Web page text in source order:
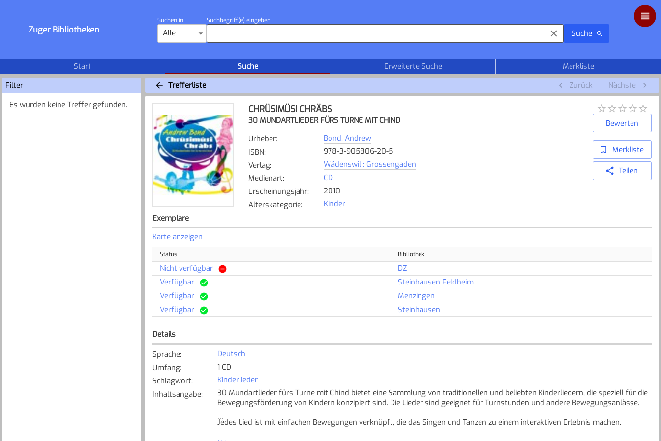
Zuger Bibliotheken
Suchen in
Alle
Suchbegriff(e) eingeben
Suche
Start Suche Erweiterte Suche
Merkliste
Filter
Es wurden keine Treffer gefunden.
Trefferliste Zurück Nächste
CHRÜSIMÜSI CHRÄBS
30 MUNDARTLIEDER FÜRS TURNE MIT CHIND
Urheber:
Bond, Andrew
ISBN:
978-3-905806-20-5
Verlag:
Wädenswil : Grossengaden
Medienart:
CD
Erscheinungsjahr:
2010
Alterskategorie: Kinder
Bewerten
Merkliste
Teilen
Exemplare
Karte anzeigen
Status Bibliothek
Nicht verfügbar
DZ
Verfügbar
Steinhausen Feldheim
Verfügbar
Menzingen
Verfügbar
Steinhausen
Details
Sprache:
Deutsch
Umfang:
1 CD
Schlagwort:
Kinderlieder
Inhaltsangabe:
30 Mundartlieder fürs Turne mit Chind bietet eine Sammlung von traditionellen und beliebten Kinderliedern, die speziell für die
Bewegungsförderung von Kindern konzipiert sind. Die Lieder sind geeignet für Turnstunden und andere Bewegungsanlässe.
Jedes Lied ist mit einfachen Bewegungen verknüpft, die das Singen und Tanzen zu einem interaktiven Erlebnis machen.